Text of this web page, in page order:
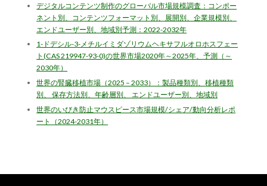
デジタルコンテンツ制作のグローバル市場規模調査：コンポー
ネント別、コンテンツフォーマット別、展開別、企業規模別、
エンドユーザー別、地域別予測：2022-2032年
1-ドデシル-3-メチルイミダゾリウムヘキサフルオロホスフェー
ト(CAS 219947-93-0)の世界市場2020年～2025年、予測（～
2030年）
世界の腎臓移植市場（2025 – 2033）：製品種類別、移植種類
別、 保存方法別、年齢層別、 エンドユーザー別、地域別
世界のいびき防止マウスピース市場規模/シェア/動向分析レポ
ート（2024-2031年）